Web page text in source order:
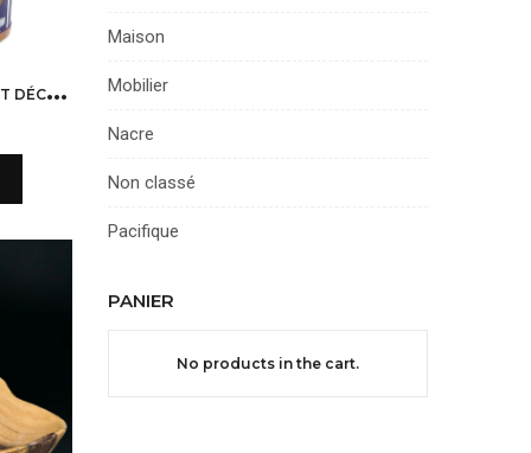
P
OT CLOISONNÉ BLEU BICHES ET DÉCOR FLORAL FABIENNE JOUVIN PARIS
Maison
Mobilier
Nacre
Non classé
Pacifique
PANIER
No products in the cart.